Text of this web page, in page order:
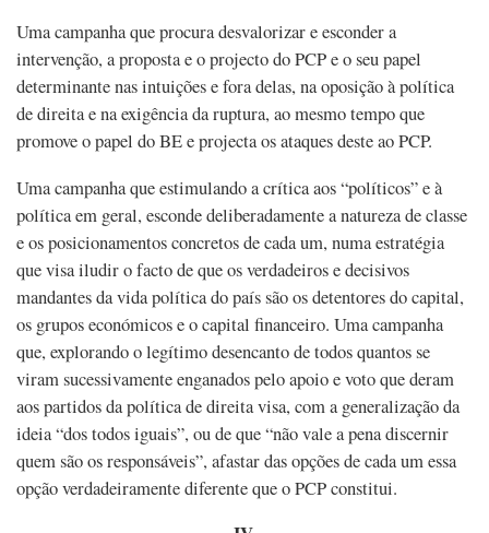
Uma campanha que procura desvalorizar e esconder a
intervenção, a proposta e o projecto do PCP e o seu papel
determinante nas intuições e fora delas, na oposição à política
de direita e na exigência da ruptura, ao mesmo tempo que
promove o papel do BE e projecta os ataques deste ao PCP.
Uma campanha que estimulando a crítica aos “políticos” e à
política em geral, esconde deliberadamente a natureza de classe
e os posicionamentos concretos de cada um, numa estratégia
que visa iludir o facto de que os verdadeiros e decisivos
mandantes da vida política do país são os detentores do capital,
os grupos económicos e o capital financeiro. Uma campanha
que, explorando o legítimo desencanto de todos quantos se
viram sucessivamente enganados pelo apoio e voto que deram
aos partidos da política de direita visa, com a generalização da
ideia “dos todos iguais”, ou de que “não vale a pena discernir
quem são os responsáveis”, afastar das opções de cada um essa
opção verdadeiramente diferente que o PCP constitui.